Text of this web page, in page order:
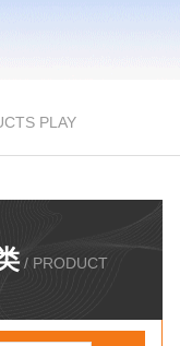
PLAY
/ PRODUCT